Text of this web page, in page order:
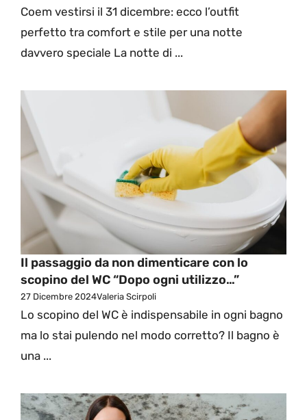
Coem vestirsi il 31 dicembre: ecco l’outfit
perfetto tra comfort e stile per una notte
davvero speciale La notte di ...
Il passaggio da non dimenticare con lo
scopino del WC “Dopo ogni utilizzo…”
27 Dicembre 2024Valeria Scirpoli
Lo scopino del WC è indispensabile in ogni bagno
ma lo stai pulendo nel modo corretto? Il bagno è
una ...